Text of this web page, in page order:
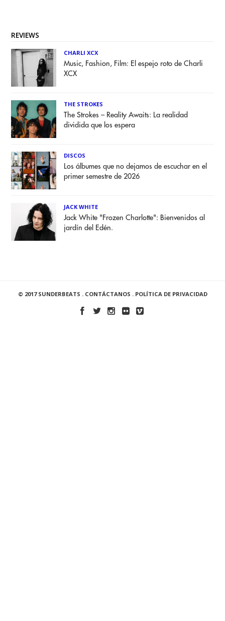
REVIEWS
CHARLI XCX
Music, Fashion, Film: El espejo roto de Charli
XCX
THE STROKES
The Strokes – Reality Awaits: La realidad
dividida que los espera
DISCOS
Los álbumes que no dejamos de escuchar en el
primer semestre de 2026
JACK WHITE
Jack White "Frozen Charlotte": Bienvenidos al
jardín del Edén.
© 2017 SUNDERBEATS . CONTÁCTANOS . POLÍTICA DE PRIVACIDAD